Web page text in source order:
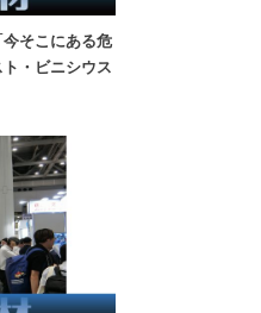
今そこにある危
・ビニシウス